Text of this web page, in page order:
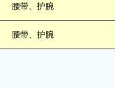
腰带、护腕
腰带、护腕